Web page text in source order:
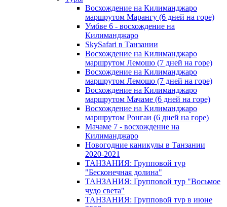
Восхождение на Килиманджаро
маршрутом Марангу (6 дней на горе)
Умбве 6 - восхождение на
Килиманджаро
SkySafari в Танзании
Восхождение на Килиманджаро
маршрутом Лемошо (7 дней на горе)
Восхождение на Килиманджаро
маршрутом Лемошо (7 дней на горе)
Восхождение на Килиманджаро
маршрутом Мачаме (6 дней на горе)
Восхождение на Килиманджаро
маршрутом Ронгаи (6 дней на горе)
Мачаме 7 - восхождение на
Килиманджаро
Новогодние каникулы в Танзании
2020-2021
ТАНЗАНИЯ: Групповой тур
"Бесконечная долина"
ТАНЗАНИЯ: Групповой тур "Восьмое
чудо света"
ТАНЗАНИЯ: Групповой тур в июне